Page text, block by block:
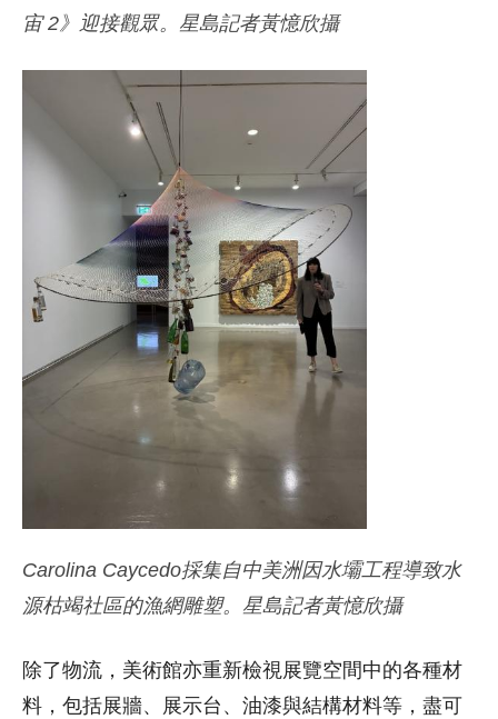
宙 2》迎接觀眾。星島記者黃憶欣攝
Carolina Caycedo採集自中美洲因水壩工程導致水
源枯竭社區的漁網雕塑。星島記者黃憶欣攝
除了物流，美術館亦重新檢視展覽空間中的各種材
料，包括展牆、展示台、油漆與結構材料等，盡可